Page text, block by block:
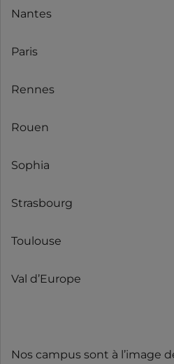
Nantes
Paris
Rennes
Rouen
Sophia
Strasbourg
Toulouse
Val d’Europe
Nos campus sont à l’image